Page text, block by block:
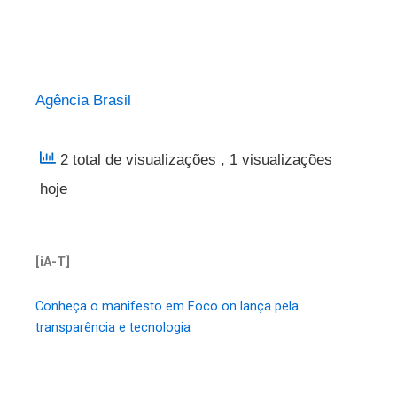
Agência Brasil
2 total de visualizações , 1 visualizações
hoje
[iA-T]
Conheça o manifesto em Foco on lança pela
transparência e tecnologia